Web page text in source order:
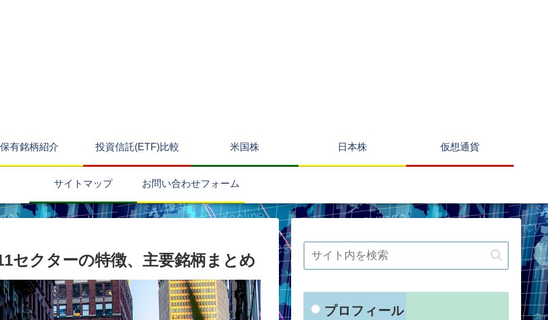
保有銘柄紹介 投資信託(ETF)比較 米国株 日本株 仮想通貨
サイトマップ お問い合わせフォーム
セクターの特徴、主要銘柄まとめ
プロフィール